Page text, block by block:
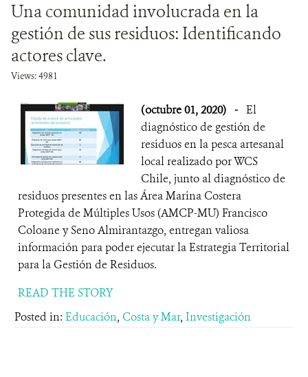
Una comunidad involucrada en la
gestión de sus residuos: Identificando
actores clave.
Views: 4981
(octubre 01, 2020) - El
diagnóstico de gestión de
residuos en la pesca artesanal
local realizado por WCS
Chile, junto al diagnóstico de
residuos presentes en las Área Marina Costera
Protegida de Múltiples Usos (AMCP-MU) Francisco
Coloane y Seno Almirantazgo, entregan valiosa
información para poder ejecutar la Estrategia Territorial
para la Gestión de Residuos.
READ THE STORY
Posted in: Educación, Costa y Mar, Investigación